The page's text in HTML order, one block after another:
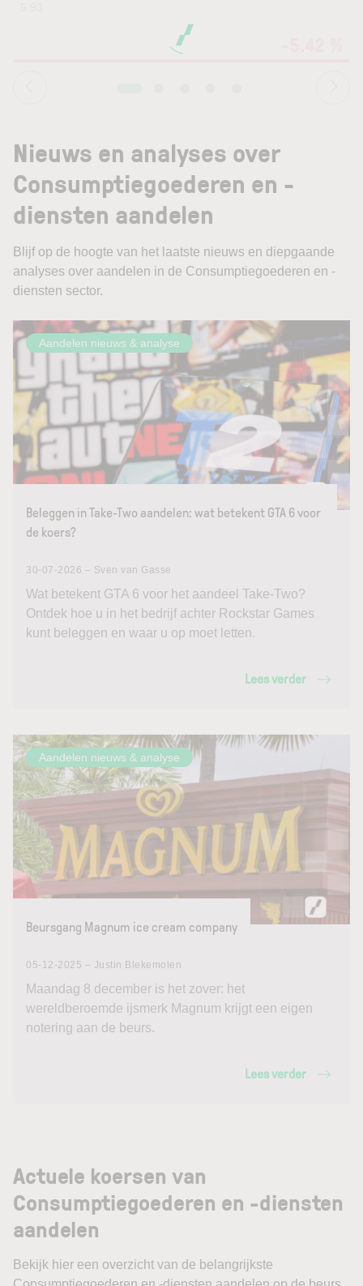
Nieuws en analyses over
Consumptiegoederen en -
diensten aandelen
Blijf op de hoogte van het laatste nieuws en diepgaande
analyses over aandelen in de Consumptiegoederen en -
diensten sector.
Aandelen nieuws & analyse
Beleggen in Take-Two aandelen: wat betekent GTA 6 voor
de koers?
30-07-2026 – Sven van Gasse
Wat betekent GTA 6 voor het aandeel Take-Two?
Ontdek hoe u in het bedrijf achter Rockstar Games
kunt beleggen en waar u op moet letten.
Lees verder
Aandelen nieuws & analyse
Beursgang Magnum ice cream company
05-12-2025 – Justin Blekemolen
Maandag 8 december is het zover: het
wereldberoemde ijsmerk Magnum krijgt een eigen
notering aan de beurs.
Lees verder
Actuele koersen van
Consumptiegoederen en -diensten
aandelen
Bekijk hier een overzicht van de belangrijkste